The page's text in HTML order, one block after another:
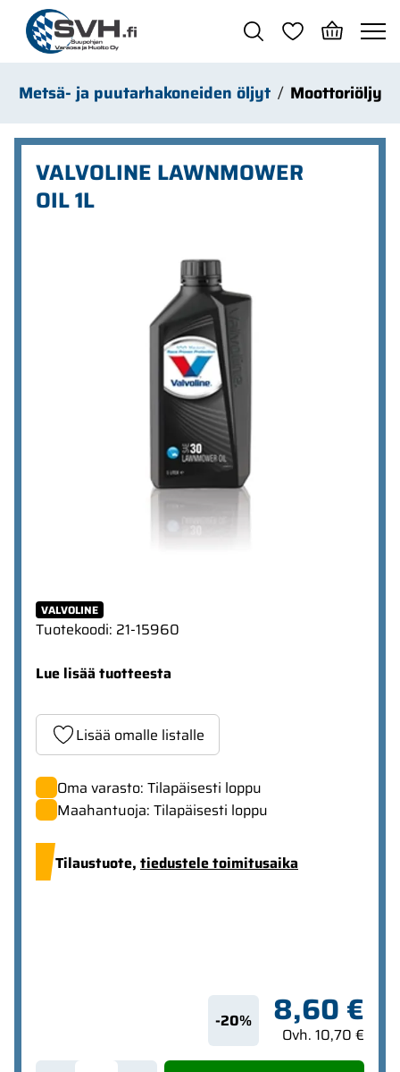
Siirry pääsisältöön
Metsä- ja puutarhakoneiden öljyt Moottoriöljy
VALVOLINE LAWNMOWER
OIL 1L
VALVOLINE
Tuotekoodi: 21-15960
Lue lisää tuotteesta
Lisää omalle listalle
Oma varasto: Tilapäisesti loppu
Maahantuoja: Tilapäisesti loppu
Tilaustuote, tiedustele toimitusaika
-20% 8,60 €
Ovh. 10,70 €